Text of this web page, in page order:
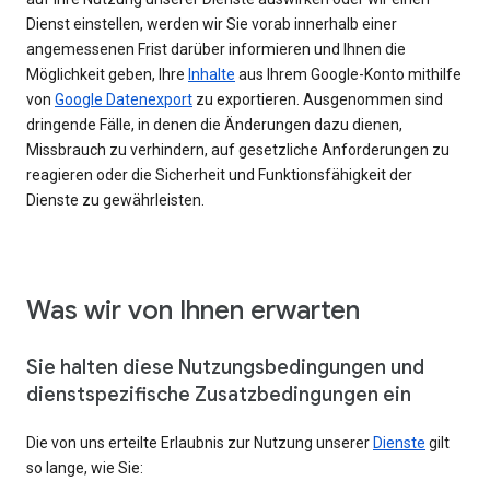
Dienst einstellen, werden wir Sie vorab innerhalb einer
angemessenen Frist darüber informieren und Ihnen die
Möglichkeit geben, Ihre Inhalte aus Ihrem Google-Konto mithilfe
von Google Datenexport zu exportieren. Ausgenommen sind
dringende Fälle, in denen die Änderungen dazu dienen,
Missbrauch zu verhindern, auf gesetzliche Anforderungen zu
reagieren oder die Sicherheit und Funktionsfähigkeit der
Dienste zu gewährleisten.
Was wir von Ihnen erwarten
Sie halten diese Nutzungsbedingungen und
dienstspezifische Zusatzbedingungen ein
Die von uns erteilte Erlaubnis zur Nutzung unserer Dienste gilt
so lange, wie Sie: